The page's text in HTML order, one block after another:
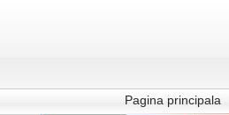
Pagina principala